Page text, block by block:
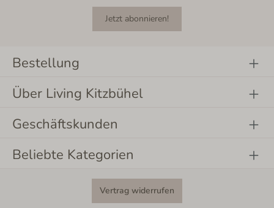
Jetzt abonnieren!
Bestellung
Über Living Kitzbühel
Geschäftskunden
Beliebte Kategorien
Vertrag widerrufen